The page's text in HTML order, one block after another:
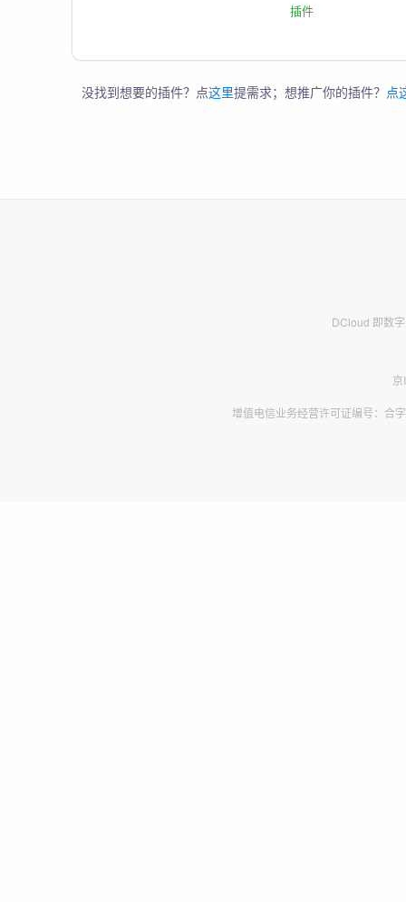
插件
没找到想要的插件？点这里提需求；想推广你的插件？ 点
DCloud 即数
增值电信业务经营许可证编号：合